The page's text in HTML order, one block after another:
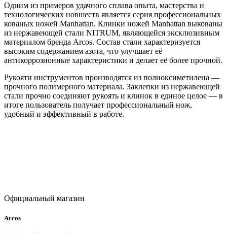
Одним из примеров удачного сплава опыта, мастерства и
технологических новшеств является серия профессиональных
кованых ножей Manhattan. Клинки ножей Manhattan выкованы
из нержавеющей стали NITRUM, являющейся эксклюзивным
материалом бренда Arcos. Состав стали характеризуется
высоким содержанием азота, что улучшает её
антикоррозионные характеристики и делает её более прочной.
Рукояти инструментов производятся из полиоксиметилена —
прочного полимерного материала. Заклепки из нержавеющей
стали прочно соединяют рукоять и клинок в единое целое — в
итоге пользователь получает профессиональный нож,
удобный и эффективный в работе.
Официальный магазин
Arcos